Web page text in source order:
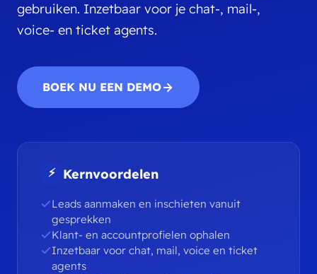
gebruiken. Inzetbaar voor je chat-, mail-,
voice- en ticket agents.
BOEK NU EEN DEMO
⚡ Kernvoordelen
Leads aanmaken en inschieten vanuit
gesprekken
Klant- en accountprofielen ophalen
Inzetbaar voor chat, mail, voice en ticket
agents